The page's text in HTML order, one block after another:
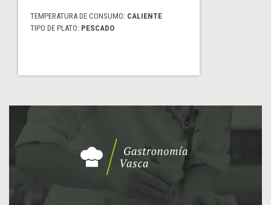
TEMPERATURA DE CONSUMO: CALIENTE
TIPO DE PLATO: PESCADO